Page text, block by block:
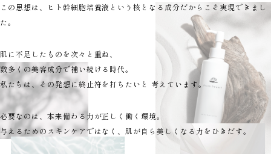
この思想は、ヒト幹細胞培養液という核となる成分だからこそ実現できまし
た。
肌に不足したものを次々と重ね、
数多くの美容成分で補い続ける時代。
私たちは、その発想に終止符を打ちたいと 考えています。
必要なのは、本来備わる力が正しく働く環境。
与えるためのスキンケアではなく、肌が自ら美しくなる力をひきだす。